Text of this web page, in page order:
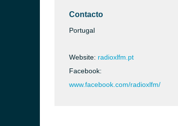
Contacto
Portugal
Website: radioxlfm.pt
Facebook:
www.facebook.com/radioxlfm/